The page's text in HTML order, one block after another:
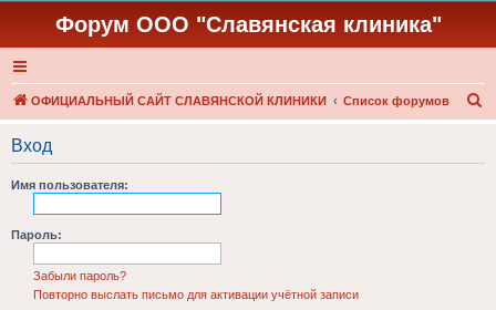
Форум ООО "Славянская клиника"
ОФИЦИАЛЬНЫЙ САЙТ СЛАВЯНСКОЙ КЛИНИКИ Список форумов
Вход
Имя пользователя:
Пароль:
Забыли пароль?
Повторно выслать письмо для активации учётной записи